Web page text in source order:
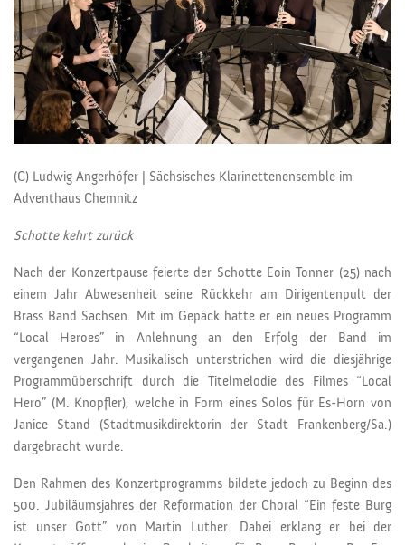
(C) Ludwig Angerhöfer | Sächsisches Klarinettenensemble im
Adventhaus Chemnitz
Schotte kehrt zurück
Nach der Konzertpause feierte der Schotte Eoin Tonner (25) nach
einem Jahr Abwesenheit seine Rückkehr am Dirigentenpult der
Brass Band Sachsen. Mit im Gepäck hatte er ein neues Programm
“Local Heroes” in Anlehnung an den Erfolg der Band im
vergangenen Jahr. Musikalisch unterstrichen wird die diesjährige
Programmüberschrift durch die Titelmelodie des Filmes “Local
Hero” (M. Knopfler), welche in Form eines Solos für Es-Horn von
Janice Stand (Stadtmusikdirektorin der Stadt Frankenberg/Sa.)
dargebracht wurde.
Den Rahmen des Konzertprogramms bildete jedoch zu Beginn des
500. Jubiläumsjahres der Reformation der Choral “Ein feste Burg
ist unser Gott” von Martin Luther. Dabei erklang er bei der